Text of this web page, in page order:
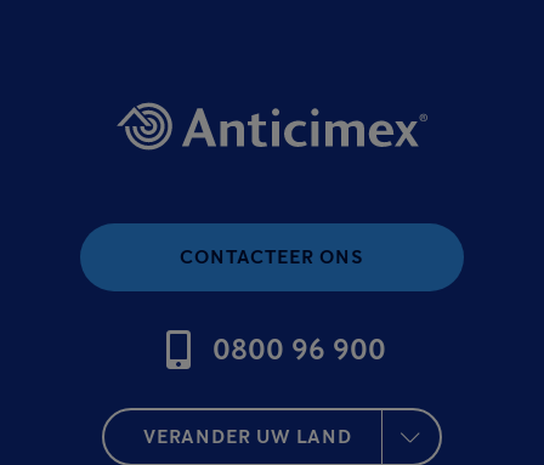
CONTACTEER ONS
0800 96 900
VERANDER UW LAND